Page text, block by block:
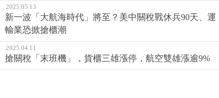
2025.05.13
新一波「大航海時代」將至？美中關稅戰休兵90天、運
輸業恐掀搶櫃潮
2025.04.11
搶關稅「末班機」，貨櫃三雄漲停，航空雙雄漲逾9%